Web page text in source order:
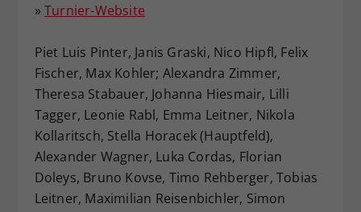
» Turnier-Website
Piet Luis Pinter, Janis Graski, Nico Hipfl, Felix
Fischer, Max Kohler; Alexandra Zimmer,
Theresa Stabauer, Johanna Hiesmair, Lilli
Tagger, Leonie Rabl, Emma Leitner, Nikola
Kollaritsch, Stella Horacek (Hauptfeld),
Alexander Wagner, Luka Cordas, Florian
Doleys, Bruno Kovse, Timo Rehberger, Tobias
Leitner, Maximilian Reisenbichler, Simon